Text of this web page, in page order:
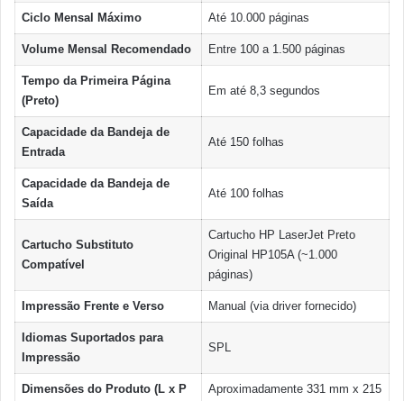
Ciclo Mensal Máximo Até 10.000 páginas
Volume Mensal Recomendado Entre 100 a 1.500 páginas
Tempo da Primeira Página
(Preto)
Em até 8,3 segundos
Capacidade da Bandeja de
Entrada
Até 150 folhas
Capacidade da Bandeja de
Saída
Até 100 folhas
Cartucho Substituto
Compatível
Cartucho HP LaserJet Preto
Original HP105A (~1.000
páginas)
Impressão Frente e Verso Manual (via driver fornecido)
Idiomas Suportados para
Impressão
SPL
Dimensões do Produto (L x P
Aproximadamente 331 mm x 215